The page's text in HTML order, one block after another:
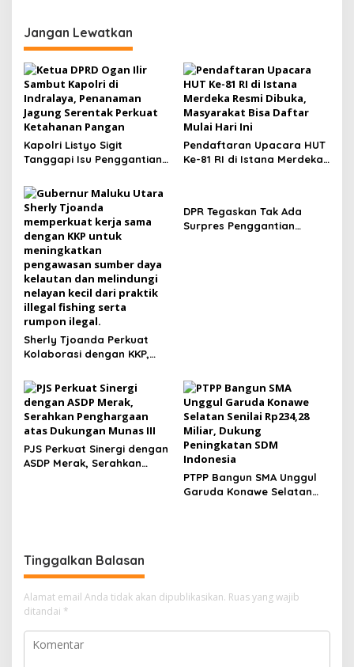
Jangan Lewatkan
Kapolri Listyo Sigit
Tanggapi Isu Penggantian,
Jabatan Hak Prerogatif
Presiden
Pendaftaran Upacara HUT
Ke-81 RI di Istana Merdeka
Sherly Tjoanda Perkuat
Kolaborasi dengan KKP,
Kecil
DPR Tegaskan Tak Ada
Surpres Penggantian
PJS Perkuat Sinergi dengan
ASDP Merak, Serahkan
PTPP Bangun SMA Unggul
Garuda Konawe Selatan
Tinggalkan Balasan
Alamat email Anda tidak akan dipublikasikan. Ruas yang wajib
ditandai *